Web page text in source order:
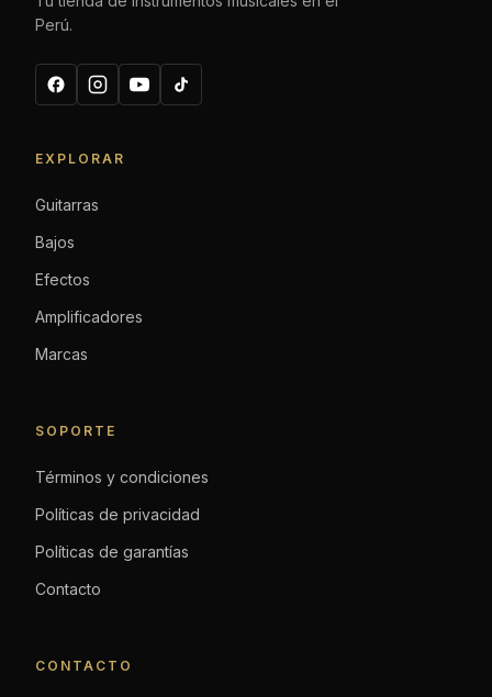
Perú.
EXPLORAR
Guitarras
Bajos
Efectos
Amplificadores
Marcas
SOPORTE
Términos y condiciones
Políticas de privacidad
Políticas de garantías
Contacto
CONTACTO